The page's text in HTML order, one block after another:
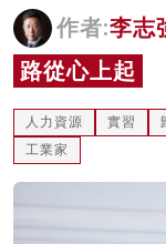
名家榜
灼見活動
關於我們
作者:李志
路從心上起
人力資源 實習
工業家